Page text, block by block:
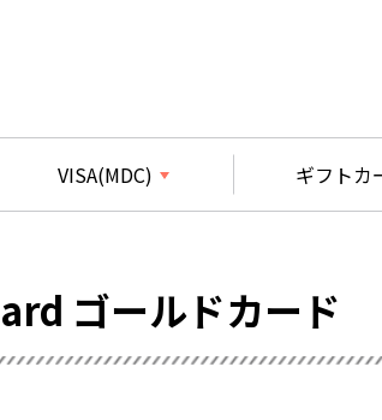
VISA(MDC) ギフトカ
ゴールドカード